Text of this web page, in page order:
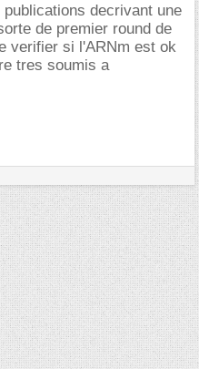
decrivant une
de premier round de
verifier si l'ARNm est ok
tres soumis a